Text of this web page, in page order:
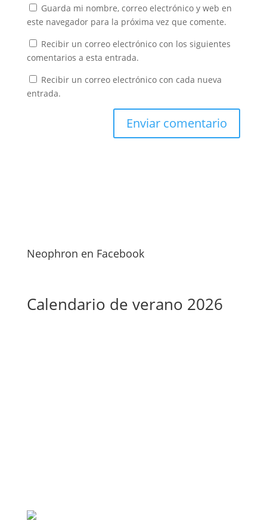
Guarda mi nombre, correo electrónico y web en
este navegador para la próxima vez que comente.
Recibir un correo electrónico con los siguientes
comentarios a esta entrada.
Recibir un correo electrónico con cada nueva
entrada.
Neophron en Facebook
Calendario de verano 2026